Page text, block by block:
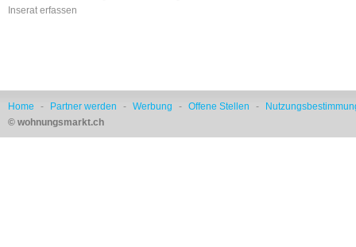
Inserat erfassen
Home - Partner werden - Werbung - Offene Stellen -
© wohnungsmarkt.ch